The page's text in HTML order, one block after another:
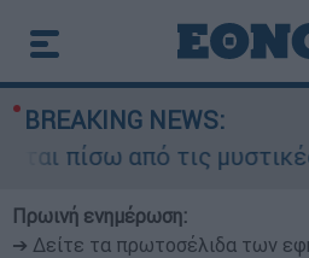
BREAKING NEWS:
από τις μυστικές
Πρωινή ενημέρωση:
➔ Δείτε τα πρωτοσέλιδα των